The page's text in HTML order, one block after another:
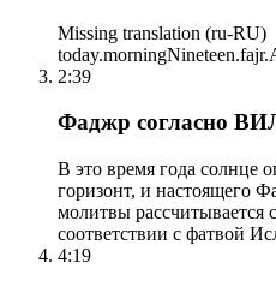
Missing translation (ru-RU)
2:39
Фаджр согласно
В это время года солнце
горизонт, и настоящего
молитвы рассчитывается
соответствии с фатвой
4:19